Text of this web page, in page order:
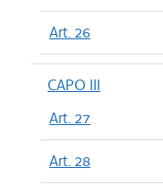
Art. 26
CAPO III
Art. 27
Art. 28